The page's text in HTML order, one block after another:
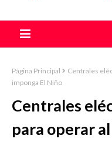
Página Principal
Centrales
imponga El Niño
Centrales
para operar